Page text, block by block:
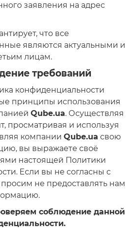
заявления на адрес
что все
являются актуальными и
лицам.
требований
конфиденциальности
принципы использования
Qube.ua. Осуществляя
просматривая и используя
компании Qube.ua свою
вы выражаете своё
настоящей Политики
Если вы не согласны с
не предоставлять нам
соблюдение данной